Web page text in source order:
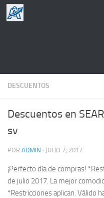
Saltar al contenido
DESCUENTOS
Descuentos en
sv
POR ADMIN · JULIO 7, 2017
¡Perfecto día de compras!
de julio 2017. La mejor
*Restricciones aplican. Válido